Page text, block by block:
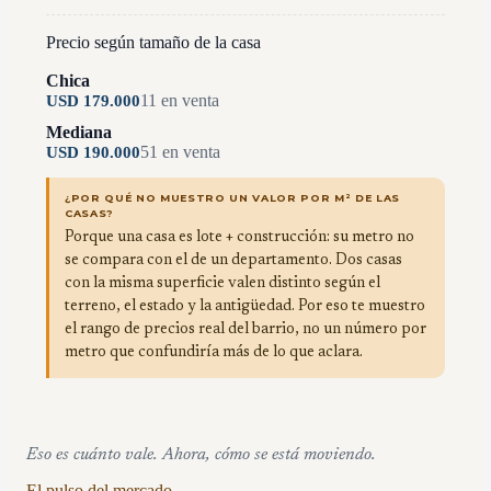
Precio según tamaño de la casa
Chica
USD 179.00011 en venta
Mediana
USD 190.00051 en venta
¿POR QUÉ NO MUESTRO UN VALOR POR M² DE LAS
CASAS?
Porque una casa es lote + construcción: su metro no
se compara con el de un departamento. Dos casas
con la misma superficie valen distinto según el
terreno, el estado y la antigüedad. Por eso te muestro
el rango de precios real del barrio, no un número por
metro que confundiría más de lo que aclara.
Eso es cuánto vale. Ahora, cómo se está moviendo.